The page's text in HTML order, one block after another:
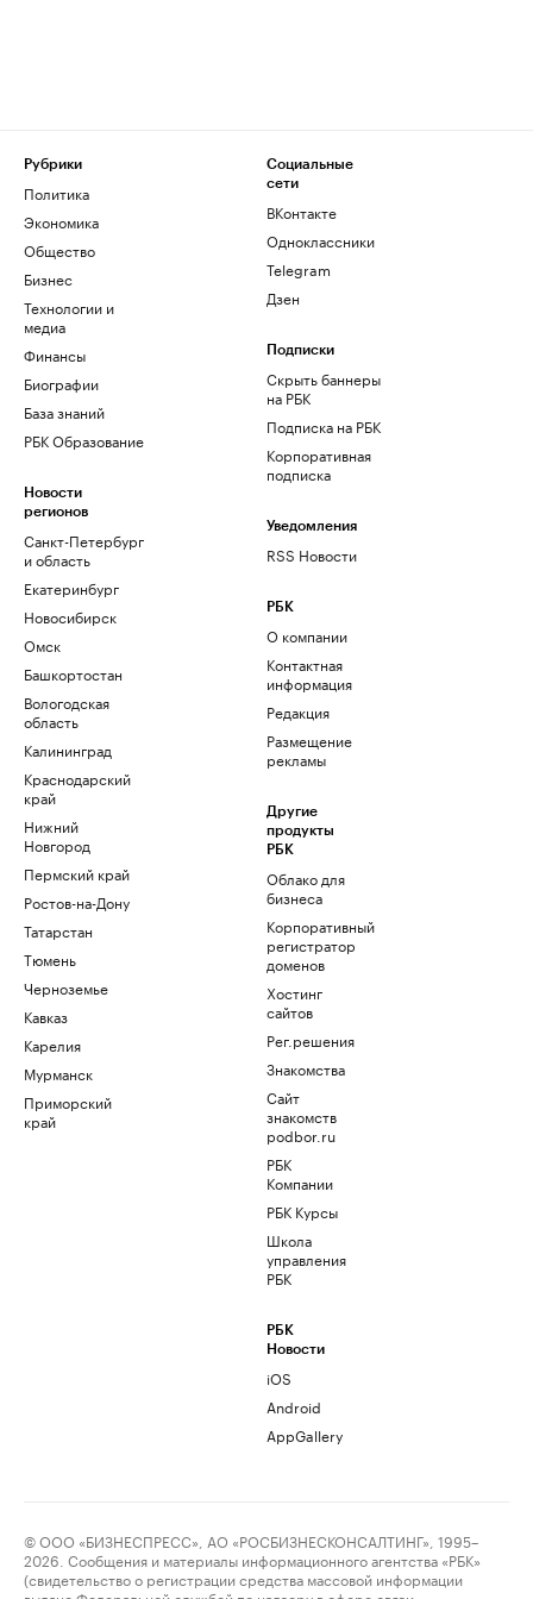
Рубрики
Политика
Экономика
Общество
Бизнес
Технологии и
медиа
Финансы
Биографии
База знаний
РБК Образование
Новости
регионов
Санкт-Петербург
и область
Екатеринбург
Новосибирск
Омск
Башкортостан
Вологодская
область
Калининград
Краснодарский
край
Нижний
Новгород
Пермский край
Ростов-на-Дону
Татарстан
Тюмень
Черноземье
Кавказ
Карелия
Мурманск
Приморский
край
Социальные
сети
ВКонтакте
Одноклассники
Telegram
Дзен
Подписки
Скрыть баннеры
на РБК
Подписка на РБК
Корпоративная
подписка
Уведомления
RSS Новости
РБК
О компании
Контактная
информация
Редакция
Размещение
рекламы
Другие
продукты
РБК
Облако для
бизнеса
Корпоративный
регистратор
доменов
Хостинг
сайтов
Рег.решения
Знакомства
Сайт
знакомств
podbor.ru
РБК
Компании
РБК Курсы
Школа
управления
РБК
РБК
Новости
iOS
Android
AppGallery
© ООО «БИЗНЕСПРЕСС», АО «РОСБИЗНЕСКОНСАЛТИНГ», 1995–
2026. Сообщения и материалы информационного агентства «РБК»
(свидетельство о регистрации средства массовой информации